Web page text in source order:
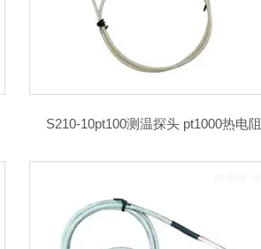
S210-10pt100测温探头 pt1000热电阻